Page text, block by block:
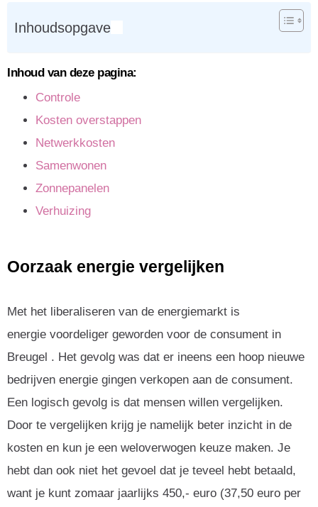
Inhoudsopgave
Inhoud van deze pagina:
Controle
Kosten overstappen
Netwerkkosten
Samenwonen
Zonnepanelen
Verhuizing
Oorzaak energie vergelijken
Met het liberaliseren van de energiemarkt is
energie voordeliger geworden voor de consument in
Breugel . Het gevolg was dat er ineens een hoop nieuwe
bedrijven energie gingen verkopen aan de consument.
Een logisch gevolg is dat mensen willen vergelijken.
Door te vergelijken krijg je namelijk beter inzicht in de
kosten en kun je een weloverwogen keuze maken. Je
hebt dan ook niet het gevoel dat je teveel hebt betaald,
want je kunt zomaar jaarlijks 450,- euro (37,50 euro per